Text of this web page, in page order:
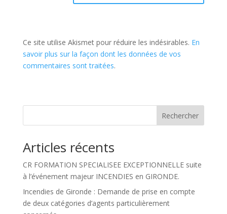
Ce site utilise Akismet pour réduire les indésirables. En
savoir plus sur la façon dont les données de vos
commentaires sont traitées.
Rechercher
Articles récents
CR FORMATION SPECIALISEE EXCEPTIONNELLE suite
à l’événement majeur INCENDIES en GIRONDE.
Incendies de Gironde : Demande de prise en compte
de deux catégories d’agents particulièrement